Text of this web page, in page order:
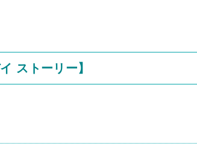
ストーリー】